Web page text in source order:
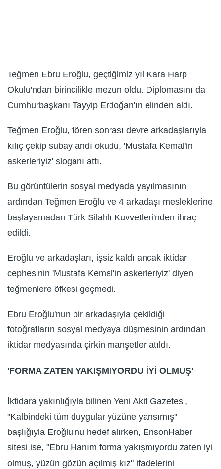
Teğmen Ebru Eroğlu, geçtiğimiz yıl Kara Harp
Okulu'ndan birincilikle mezun oldu. Diplomasını da
Cumhurbaşkanı Tayyip Erdoğan'ın elinden aldı.
Teğmen Eroğlu, tören sonrası devre arkadaşlarıyla
kılıç çekip subay andı okudu, 'Mustafa Kemal'in
askerleriyiz' sloganı attı.
Bu görüntülerin sosyal medyada yayılmasının
ardından Teğmen Eroğlu ve 4 arkadaşı mesleklerine
başlayamadan Türk Silahlı Kuvvetleri'nden ihraç
edildi.
Eroğlu ve arkadaşları, işsiz kaldı ancak iktidar
cephesinin 'Mustafa Kemal'in askerleriyiz' diyen
teğmenlere öfkesi geçmedi.
Ebru Eroğlu'nun bir arkadaşıyla çekildiği
fotoğrafların sosyal medyaya düşmesinin ardından
iktidar medyasında çirkin manşetler atıldı.
'FORMA ZATEN YAKIŞMIYORDU İYİ OLMUŞ'
İktidara yakınlığıyla bilinen Yeni Akit Gazetesi,
"Kalbindeki tüm duygular yüzüne yansımış"
başlığıyla Eroğlu'nu hedef alırken, EnsonHaber
sitesi ise, "Ebru Hanım forma yakışmıyordu zaten iyi
olmuş, yüzün gözün açılmış kız" ifadelerini